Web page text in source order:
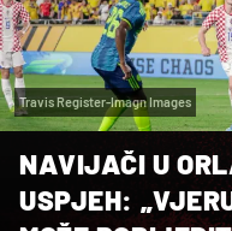
Travis Register-Imagn Images
NAVIJAČI U
USPJEH: